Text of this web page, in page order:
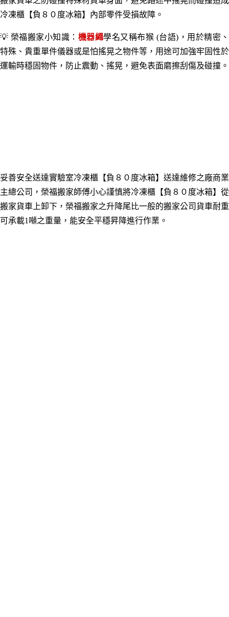
冷凍櫃【負８０度冰箱】 內部零件受損故障。
💡 榮福搬家小知識： 機器繩學名又稱布猴 (台語)，用於精密、
特殊、貴重單件儀器或是怕搖晃之物件等，用途可加強牢固性於
運輸時穩固物件，防止震動、搖晃，避免表面磨擦刮傷及碰撞。
妥善安全送達實驗室冷凍櫃【負８０度冰箱】 送達維修之廠商業
主總公司，榮福搬家師傅小心謹慎將冷凍櫃【負８０度冰箱】 從
搬家貨車上卸下 ，榮福搬家之升降尾比一般的搬家公司貨車耐重
可承載1噸之重量，能安全平穩昇降進行作業 。